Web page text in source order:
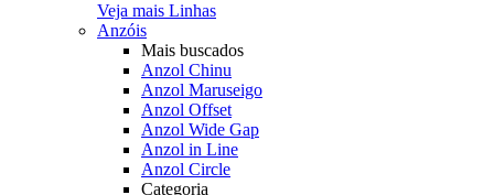
Veja mais Linhas
Anzóis
Mais buscados
Anzol Chinu
Anzol Maruseigo
Anzol Offset
Anzol Wide Gap
Anzol in Line
Anzol Circle
Categoria